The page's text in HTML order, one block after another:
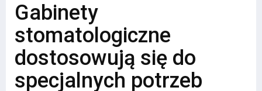
Gabinety
stomatologiczne
dostosowują się do
specjalnych potrzeb